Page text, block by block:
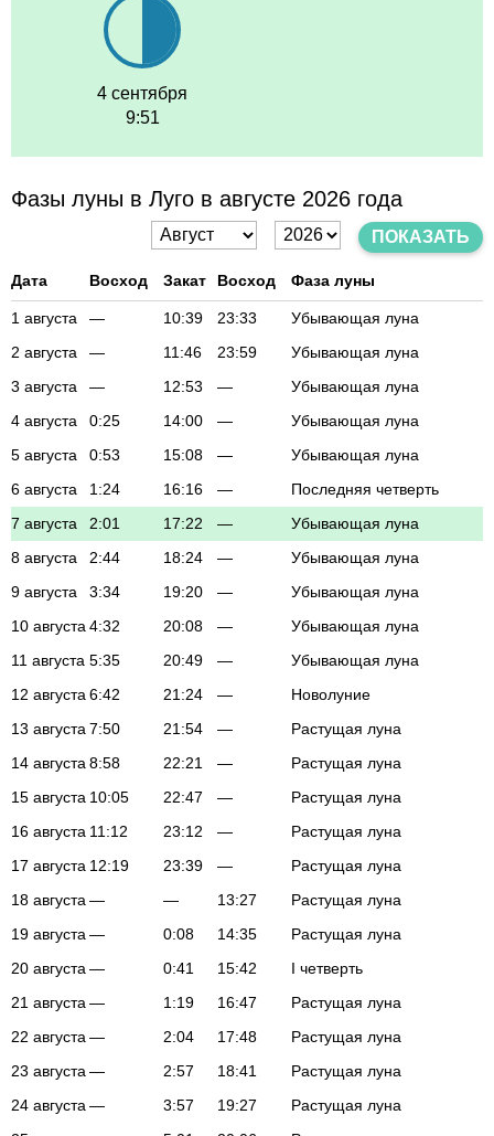
4 сентября
9:51
Фазы луны в Луго в августе 2026 года
ПОКАЗАТЬ
Дата Восход Закат Восход Фаза луны
1 августа — 10:39 23:33
Убывающая луна
2 августа
— 11:46 23:59
Убывающая луна
3 августа
— 12:53 —
Убывающая луна
4 августа
0:25 14:00 —
Убывающая луна
5 августа
0:53 15:08 —
Убывающая луна
6 августа
1:24 16:16 —
Последняя четверть
7 августа
2:01 17:22 —
Убывающая луна
8 августа
2:44 18:24 —
Убывающая луна
9 августа
3:34 19:20 —
Убывающая луна
10 августа 4:32 20:08 —
Убывающая луна
11 августа 5:35 20:49 —
Убывающая луна
12 августа 6:42 21:24 —
Новолуние
13 августа 7:50 21:54 —
Растущая луна
14 августа 8:58 22:21 —
Растущая луна
15 августа 10:05 22:47 —
Растущая луна
16 августа 11:12 23:12 —
Растущая луна
17 августа 12:19 23:39 —
Растущая луна
18 августа — — 13:27
Растущая луна
19 августа — 0:08 14:35
Растущая луна
20 августа — 0:41 15:42
I четверть
21 августа — 1:19 16:47
Растущая луна
22 августа — 2:04 17:48
Растущая луна
23 августа — 2:57 18:41
Растущая луна
24 августа — 3:57 19:27
Растущая луна